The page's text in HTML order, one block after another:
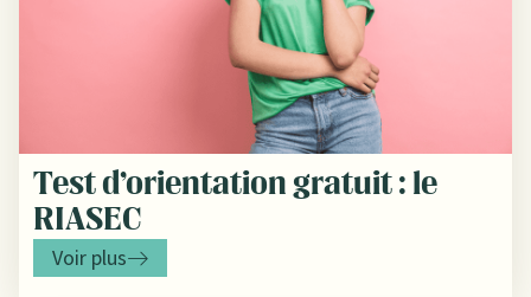
Test d’orientation gratuit : le
RIASEC
Voir plus